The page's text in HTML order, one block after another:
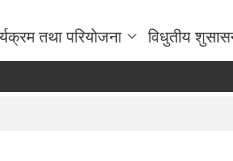
तथा परियोजना विधुतीय